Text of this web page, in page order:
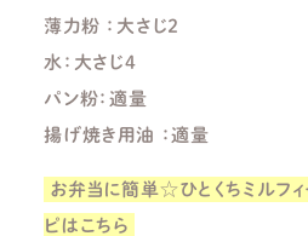
薄力粉 ：大さじ２
水：大さじ4
パン粉：適量
揚げ焼き用油 ：適量
お弁当に簡単☆ひとくちミルフ
ピはこちら